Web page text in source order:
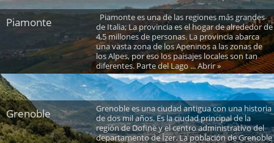
Piamonte
Piamonte es una de las regiones más grandes
de Italia; La provincia es el hogar de alrededor de
4,5 millones de personas. La provincia abarca
una vasta zona de los Apeninos a las zonas de
los Alpes, por eso los paisajes locales son tan
diferentes. Parte del Lago ... Abrir »
Grenoble
Grenoble es una ciudad antigua con una historia
de dos mil años. Es la ciudad principal de la
región de Dofine y el centro administrativo del
departamento de Ízer. La población de Grenoble